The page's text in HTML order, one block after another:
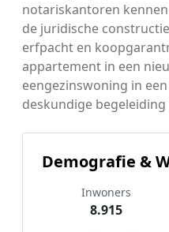
notariskantoren
de juridische
erfpacht en
appartement in een
eengezinswoning in
deskundige begeleiding
Demografie &
Inwoners
8.915